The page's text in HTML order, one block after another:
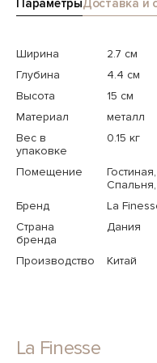
ПараметрыДоставка и
Ширина
2.7 см
Глубина
4.4 см
Высота
15 см
Материал
металл
Вес в
упаковке
0.15 кг
Помещение
Бренд
La
Страна
бренда
Дания
Производство Китай
La Finesse